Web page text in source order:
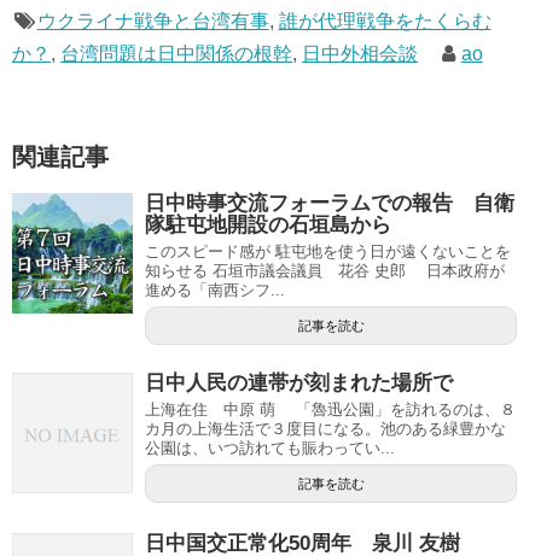
ウクライナ戦争と台湾有事, 誰が代理戦争をたくらむ
か？ , 台湾問題は日中関係の根幹, 日中外相会談 ao
関連記事
日中時事交流フォーラムでの報告 自衛
隊駐屯地開設の石垣島から
このスピード感が 駐屯地を使う日が遠くないことを
知らせる 石垣市議会議員 花谷 史郎 日本政府が
進める「南西シフ...
記事を読む
日中人民の連帯が刻まれた場所で
上海在住 中原 萌 「魯迅公園」を訪れるのは、８
カ月の上海生活で３度目になる。池のある緑豊かな
公園は、いつ訪れても賑わってい...
記事を読む
日中国交正常化50周年 泉川 友樹